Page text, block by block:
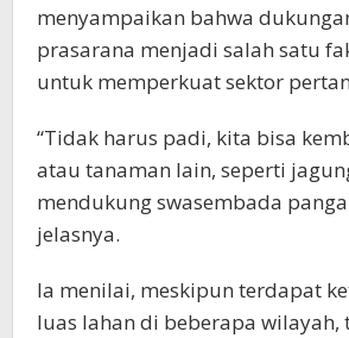
menyampaikan bahwa
prasarana menjadi salah satu
untuk memperkuat sektor
“Tidak harus padi, kita bisa
atau tanaman lain, seperti
mendukung swasembada
jelasnya.
Ia menilai, meskipun terdapat
luas lahan di beberapa wilayah,